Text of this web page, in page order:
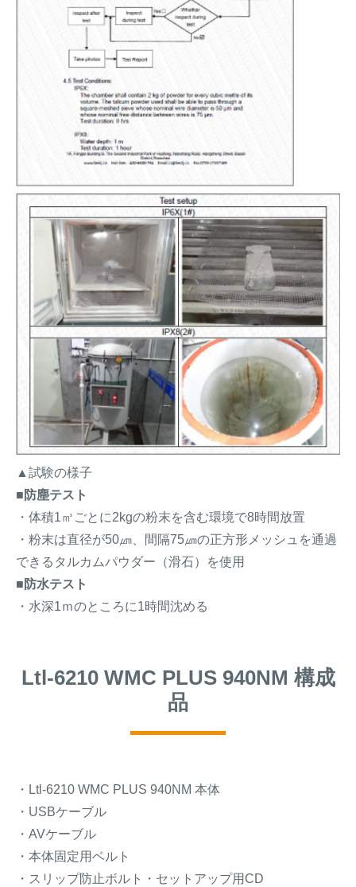
▲試験の様子
■防塵テスト
・体積1㎥ごとに2kgの粉末を含む環境で8時間放置
・粉末は直径が50㎛、間隔75㎛の正方形メッシュを通過
できるタルカムパウダー（滑石）を使用
■防水テスト
・水深1ｍのところに1時間沈める
Ltl-6210 WMC PLUS 940NM 構成
品
・Ltl-6210 WMC PLUS 940NM 本体
・USBケーブル
・AVケーブル
・本体固定用ベルト
・スリップ防止ボルト・セットアップ用CD